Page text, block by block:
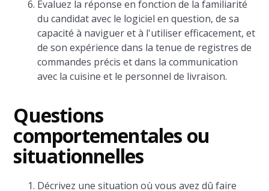
Évaluez la réponse en fonction de la familiarité
du candidat avec le logiciel en question, de sa
capacité à naviguer et à l'utiliser efficacement, et
de son expérience dans la tenue de registres de
commandes précis et dans la communication
avec la cuisine et le personnel de livraison.
Questions
comportementales ou
situationnelles
Décrivez une situation où vous avez dû faire